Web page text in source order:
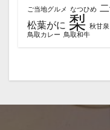
ご当地グルメ なつひめ
松葉がに 梨 秋甘泉
鳥取カレー 鳥取和牛